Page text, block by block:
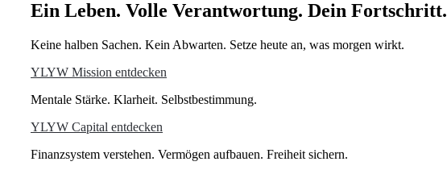
Ein Leben. Volle Verantwortung. Dein Fortschritt.
Keine halben Sachen. Kein Abwarten. Setze heute an, was morgen wirkt.
YLYW Mission entdecken
Mentale Stärke. Klarheit. Selbstbestimmung.
YLYW Capital entdecken
Finanzsystem verstehen. Vermögen aufbauen. Freiheit sichern.